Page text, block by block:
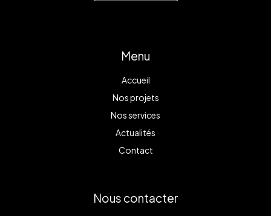
Menu
Accueil
Nos projets
Nos services
Actualités
Contact
Nous contacter